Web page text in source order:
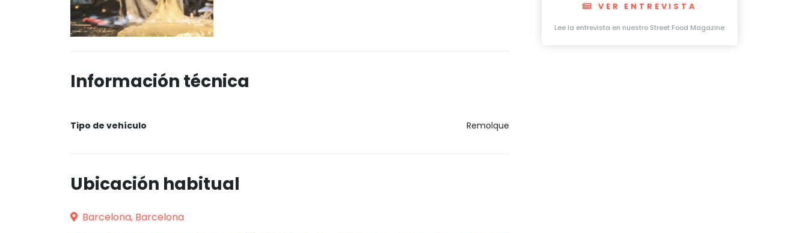
Información técnica
Tipo de vehículo Remolque
Ubicación habitual
Barcelona, Barcelona
VER ENTREVISTA
Lee la entrevista en nuestro Street Food Magazine